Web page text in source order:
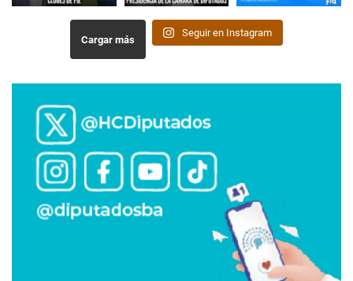
Cargar más
Seguir en Instagram